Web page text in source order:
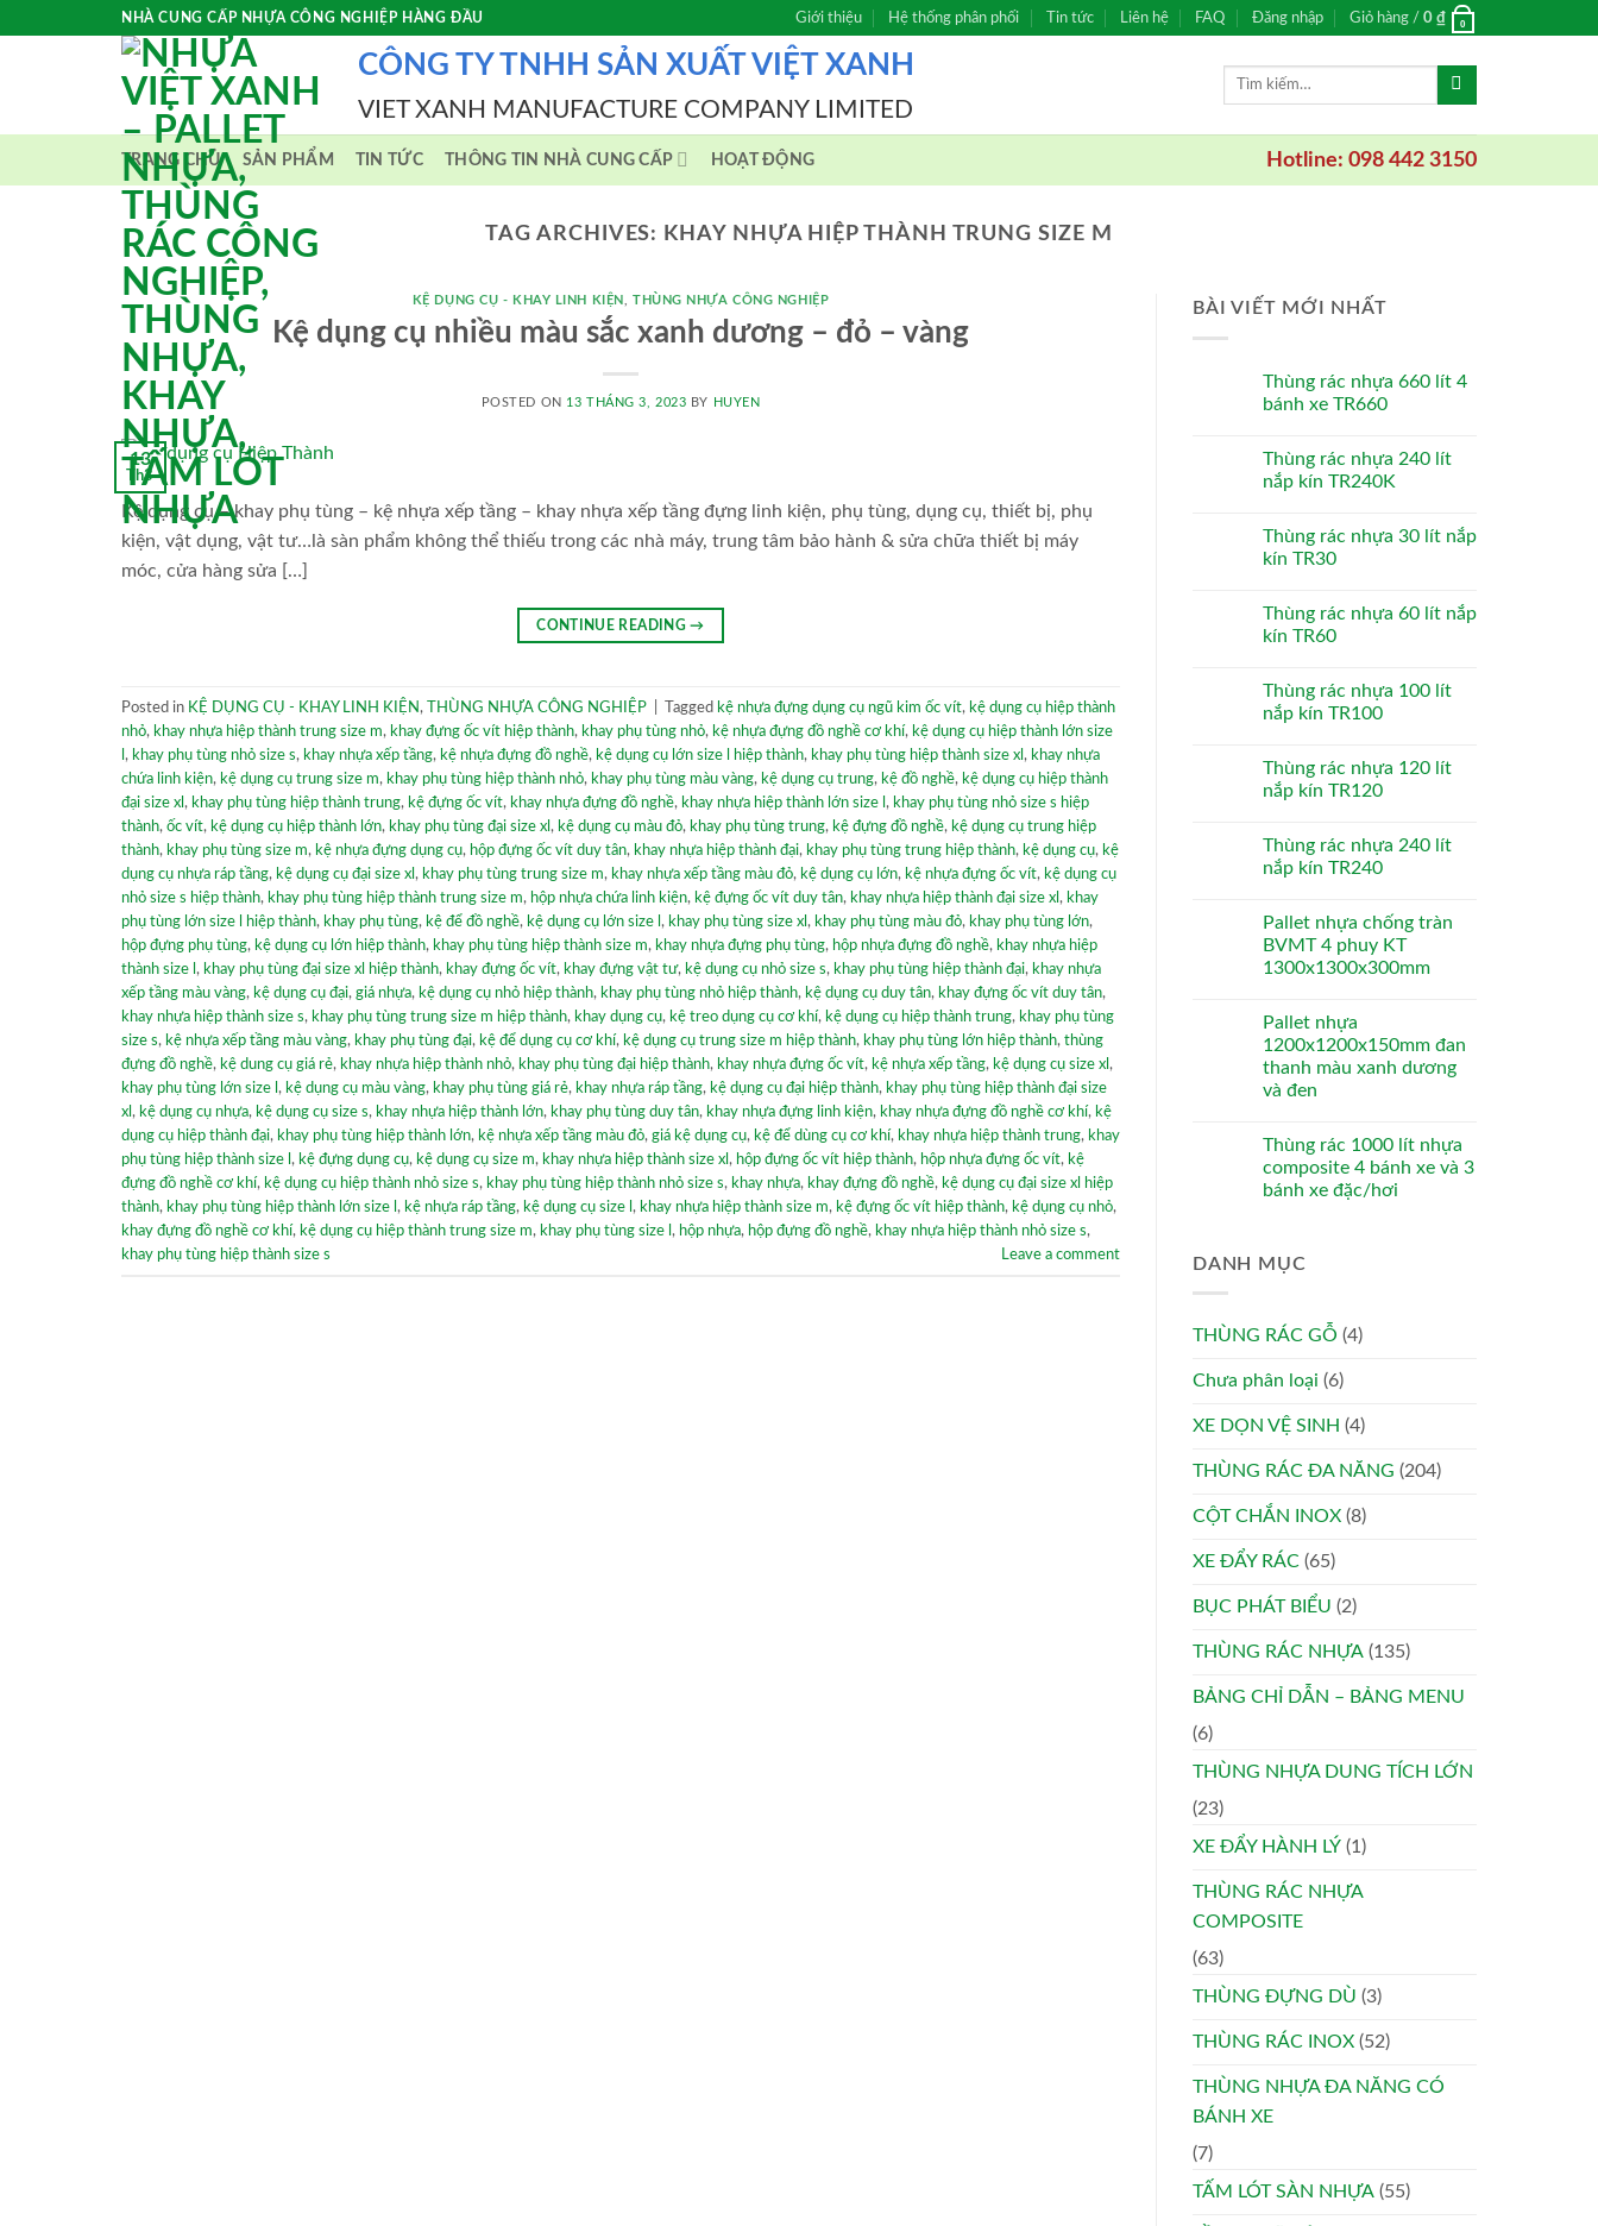
NHÀ CUNG CẤP NHỰA CÔNG NGHIỆP HÀNG ĐẦU Giới thiệu Hệ thống phân phối Tin tức Liên hệ FAQ Đăng nhập Giỏ hàng / 0 ₫ 0
CÔNG TY TNHH SẢN XUẤT VIỆT XANH
VIET XANH MANUFACTURE COMPANY LIMITED
Tìm
TRANG CHỦ SẢN PHẨM TIN TỨC THÔNG TIN NHÀ CUNG CẤP HOẠT ĐỘNG Hotline: 098 442 3150
TAG ARCHIVES: KHAY NHỰA HIỆP THÀNH TRUNG SIZE M
KỆ DỤNG CỤ - KHAY LINH KIỆN THÙNG NHỰA CÔNG NGHIỆP
Kệ dụng cụ nhiều màu sắc xanh dương – đỏ – vàng
POSTED ON 13 THÁNG 3, 2023 BY HUYEN
13
Th3
Kệ dụng cụ – khay phụ tùng – kệ nhựa xếp tầng – khay nhựa xếp tầng đựng linh kiện, phụ tùng, dụng cụ, thiết bị, phụ
kiện, vật dụng, vật tư…là sàn phẩm không thể thiếu trong các nhà máy, trung tâm bảo hành & sửa chữa thiết bị máy
móc, cửa hàng sửa […]
CONTINUE READING→
Posted in KỆ DỤNG CỤ - KHAY LINH KIỆN , THÙNG NHỰA CÔNG NGHIỆP Tagged kệ nhựa đựng dụng cụ ngũ kim ốc vít, kệ dụng cụ hiệp thành
nhỏ, khay nhựa hiệp thành trung size m, khay đựng ốc vít hiệp thành, khay phụ tùng nhỏ, kệ nhựa đựng đồ nghề cơ khí, kệ dụng cụ hiệp thành lớn size
, khay phụ tùng nhỏ size s, khay nhựa xếp tầng, kệ nhựa đựng đồ nghề, kệ dụng cụ lớn size l hiệp thành, khay phụ tùng hiệp thành size xl , khay nhựa
chứa linh kiện, kệ dụng cụ trung size m, khay phụ tùng hiệp thành nhỏ, khay phụ tùng màu vàng, kệ dụng cụ trung, kệ đồ nghề, kệ dụng cụ hiệp thành
đại size xl , khay phụ tùng hiệp thành trung, kệ đựng ốc vít, khay nhựa đựng đồ nghề, khay nhựa hiệp thành lớn size l , khay phụ tùng nhỏ size s hiệp
thành, ốc vít, kệ dụng cụ hiệp thành lớn, khay phụ tùng đại size xl , kệ dụng cụ màu đỏ, khay phụ tùng trung, kệ đựng đồ nghề, kệ dụng cụ trung hiệp
thành, khay phụ tùng size m, kệ nhựa đựng dụng cụ, hộp đựng ốc vít duy tân, khay nhựa hiệp thành đại, khay phụ tùng trung hiệp thành, kệ dụng cụ, kệ
dụng cụ nhựa ráp tầng, kệ dụng cụ đại size xl , khay phụ tùng trung size m, khay nhựa xếp tầng màu đỏ, kệ dụng cụ lớn, kệ nhựa đựng ốc vít, kệ dụng cụ
nhỏ size s hiệp thành, khay phụ tùng hiệp thành trung size m, hộp nhựa chứa linh kiện, kệ đựng ốc vít duy tân, khay nhựa hiệp thành đại size xl , khay
phụ tùng lớn size l hiệp thành, khay phụ tùng, kệ để đồ nghề, kệ dụng cụ lớn size l , khay phụ tùng size xl , khay phụ tùng màu đỏ, khay phụ tùng lớn,
hộp đựng phụ tùng, kệ dụng cụ lớn hiệp thành, khay phụ tùng hiệp thành size m, khay nhựa đựng phụ tùng, hộp nhựa đựng đồ nghề, khay nhựa hiệp
thành size l , khay phụ tùng đại size xl hiệp thành, khay đựng ốc vít, khay đựng vật tư, kệ dụng cụ nhỏ size s, khay phụ tùng hiệp thành đại, khay nhựa
xếp tầng màu vàng, kệ dụng cụ đại, giá nhựa, kệ dụng cụ nhỏ hiệp thành, khay phụ tùng nhỏ hiệp thành, kệ dụng cụ duy tân, khay đựng ốc vít duy tân,
khay nhựa hiệp thành size s, khay phụ tùng trung size m hiệp thành, khay dụng cụ, kệ treo dụng cụ cơ khí, kệ dụng cụ hiệp thành trung, khay phụ tùng
size s, kệ nhựa xếp tầng màu vàng, khay phụ tùng đại, kệ để dụng cụ cơ khí, kệ dụng cụ trung size m hiệp thành, khay phụ tùng lớn hiệp thành, thùng
đựng đồ nghề, kệ dung cụ giá rẻ, khay nhựa hiệp thành nhỏ, khay phụ tùng đại hiệp thành, khay nhựa đựng ốc vít, kệ nhựa xếp tầng, kệ dụng cụ size xl ,
khay phụ tùng lớn size l , kệ dụng cụ màu vàng, khay phụ tùng giá rẻ, khay nhựa ráp tầng, kệ dụng cụ đại hiệp thành, khay phụ tùng hiệp thành đại size
xl , kệ dụng cụ nhựa, kệ dụng cụ size s, khay nhựa hiệp thành lớn, khay phụ tùng duy tân, khay nhựa đựng linh kiện, khay nhựa đựng đồ nghề cơ khí, kệ
dụng cụ hiệp thành đại, khay phụ tùng hiệp thành lớn, kệ nhựa xếp tầng màu đỏ, giá kệ dụng cụ, kệ để dùng cụ cơ khí, khay nhựa hiệp thành trung, khay
phụ tùng hiệp thành size l , kệ đựng dụng cụ, kệ dụng cụ size m, khay nhựa hiệp thành size xl , hộp đựng ốc vít hiệp thành, hộp nhựa đựng ốc vít, kệ
đựng đồ nghề cơ khí, kệ dụng cụ hiệp thành nhỏ size s, khay phụ tùng hiệp thành nhỏ size s, khay nhựa, khay đựng đồ nghề, kệ dụng cụ đại size xl hiệp
thành, khay phụ tùng hiệp thành lớn size l , kệ nhựa ráp tầng, kệ dụng cụ size l , khay nhựa hiệp thành size m, kệ đựng ốc vít hiệp thành, kệ dụng cụ nhỏ,
khay đựng đồ nghề cơ khí, kệ dụng cụ hiệp thành trung size m, khay phụ tùng size l , hộp nhựa, hộp đựng đồ nghề, khay nhựa hiệp thành nhỏ size s,
khay phụ tùng hiệp thành size s
Leave a comment
BÀI VIẾT MỚI NHẤT
Thùng rác nhựa 660 lít 4
bánh xe TR660
Thùng rác nhựa 240 lít
nắp kín TR240K
Thùng rác nhựa 30 lít nắp
kín TR30
Thùng rác nhựa 60 lít nắp
kín TR60
Thùng rác nhựa 100 lít
nắp kín TR100
Thùng rác nhựa 120 lít
nắp kín TR120
Thùng rác nhựa 240 lít
nắp kín TR240
Pallet nhựa chống tràn
BVMT 4 phuy KT
1300x1300x300mm
Pallet nhựa
1200x1200x150mm đan
thanh màu xanh dương
và đen
Thùng rác 1000 lít nhựa
composite 4 bánh xe và 3
bánh xe đặc/hơi
DANH MỤC
THÙNG RÁC GỖ (4)
Chưa phân loại (6)
XE DỌN VỆ SINH (4)
THÙNG RÁC ĐA NĂNG (204)
CỘT CHẮN INOX (8)
XE ĐẨY RÁC (65)
BỤC PHÁT BIỂU (2)
THÙNG RÁC NHỰA (135)
BẢNG CHỈ DẪN – BẢNG MENU
(6)
THÙNG NHỰA DUNG TÍCH LỚN
(23)
XE ĐẨY HÀNH LÝ (1)
THÙNG RÁC NHỰA
COMPOSITE
(63)
THÙNG ĐỰNG DÙ (3)
THÙNG RÁC INOX (52)
THÙNG NHỰA ĐA NĂNG CÓ
BÁNH XE
(7)
TẤM LÓT SÀN NHỰA (55)